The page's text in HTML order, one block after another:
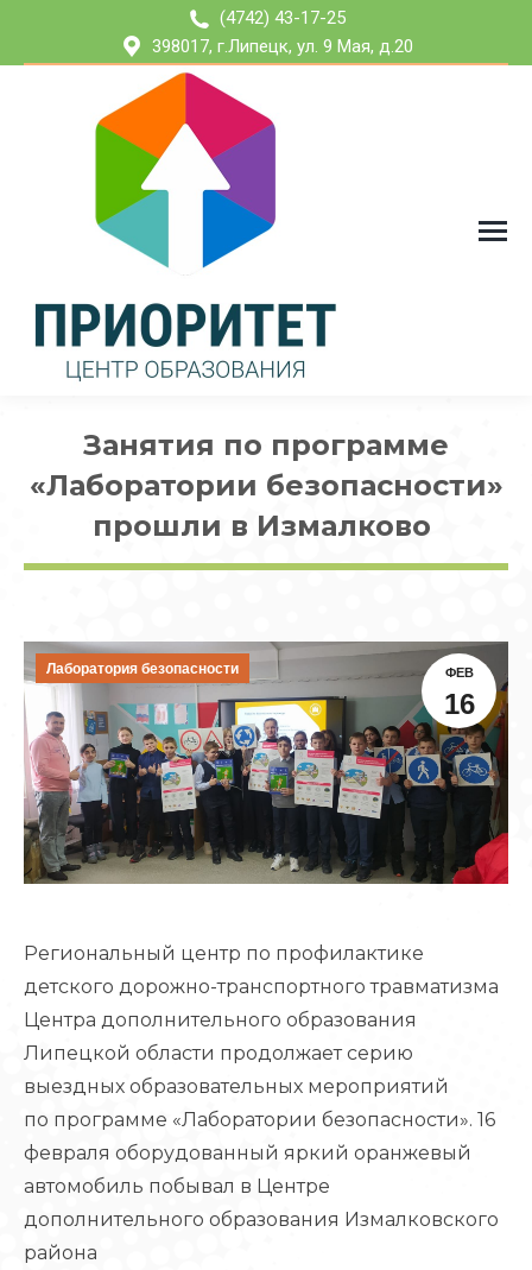
(4742) 43-17-25
398017, г.Липецк, ул. 9 Мая, д.20
Занятия по программе
«Лаборатории безопасности»
прошли в Измалково
ФЕВ
16
Лаборатория безопасности
Региональный центр по профилактике
детского дорожно-транспортного травматизма
Центра дополнительного образования
Липецкой области продолжает серию
выездных образовательных мероприятий
по программе «Лаборатории безопасности». 16
февраля оборудованный яркий оранжевый
автомобиль побывал в Центре
дополнительного образования Измалковского
района